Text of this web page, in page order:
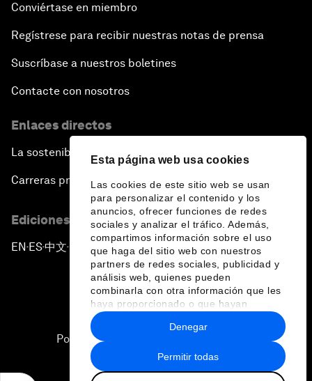
Esta página web usa cookies
Las cookies de este sitio web se usan
para personalizar el contenido y los
anuncios, ofrecer funciones de redes
sociales y analizar el tráfico. Además,
compartimos información sobre el uso
que haga del sitio web con nuestros
partners de redes sociales, publicidad y
análisis web, quienes pueden
combinarla con otra información que les
haya proporcionado o que hayan
recopilado a partir del uso que haya
hecho de sus servicios.
Permitir todas
Denegar
Conviértase en miembro
Regístrese para recibir nuestras notas de prensa
Suscríbase a nuestros boletines
Contacte con nosotros
Enlaces directos
La sostenibilidad en el Foro
Carreras profesionales
Ediciones en otros idiomas
EN ▪ES▪中文▪ 日本語
Política de privacidad y normas de uso
Sitemap